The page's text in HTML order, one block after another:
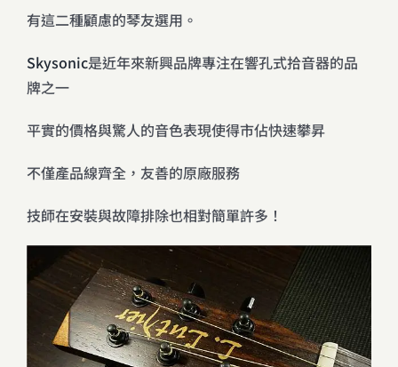
有這二種顧慮的琴友選用。
Skysonic是近年來新興品牌專注在響孔式拾音器的品
牌之一
平實的價格與驚人的音色表現使得市佔快速攀昇
不僅產品線齊全，友善的原廠服務
技師在安裝與故障排除也相對簡單許多！